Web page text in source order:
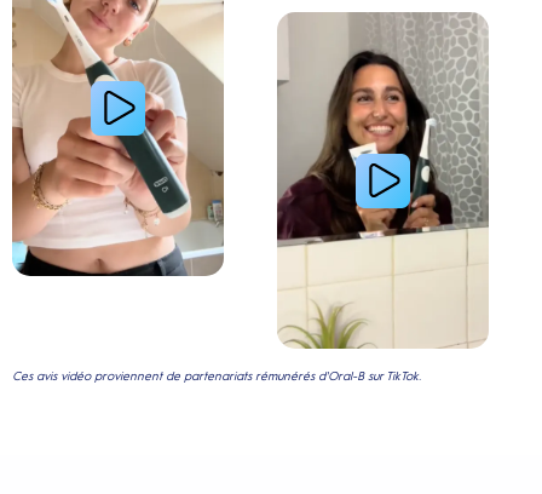
Lire la vidéo : Le secret d’une jeune femme
Ces avis vidéo proviennent de partenariats rémunérés d'Oral-B sur TikTok.